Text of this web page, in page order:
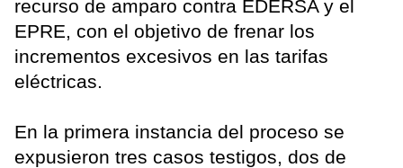
recurso de amparo contra EDERSA y el
EPRE, con el objetivo de frenar los
incrementos excesivos en las tarifas
eléctricas.
En la primera instancia del proceso se
expusieron tres casos testigos, dos de